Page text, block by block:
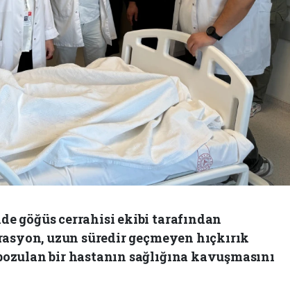
göğüs cerrahisi ekibi tarafından
uzun süredir geçmeyen hıçkırık
bir hastanın sağlığına kavuşmasını